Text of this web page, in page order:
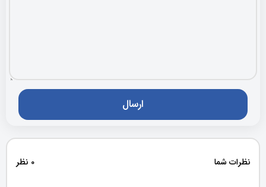
نظرات شما 0 نظر